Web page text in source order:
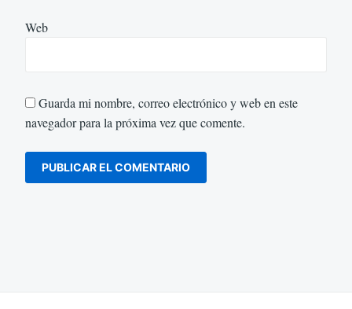
Web
Guarda mi nombre, correo electrónico y web en este
navegador para la próxima vez que comente.